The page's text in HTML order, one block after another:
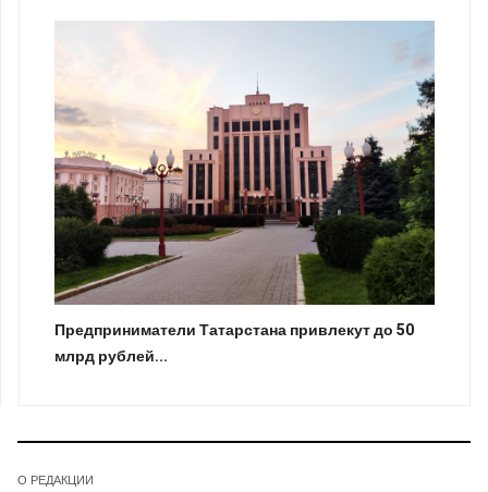
Предприниматели Татарстана привлекут до 50
млрд рублей...
О РЕДАКЦИИ